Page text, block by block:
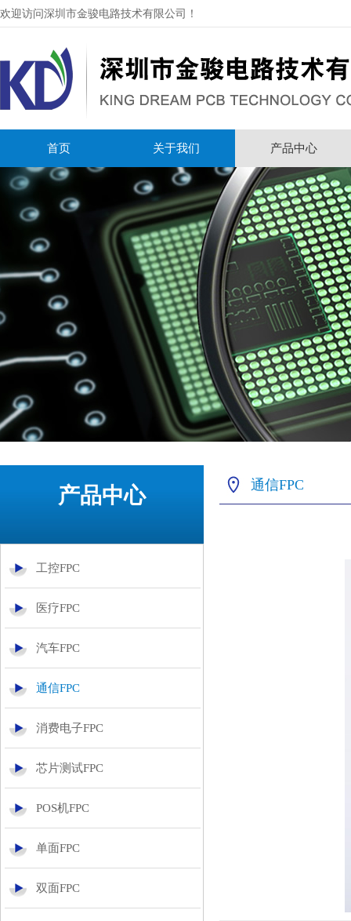
欢迎访问深圳市金骏电路技术有限公司！
首页 关于我们 产品中心
产品中心
工控FPC
医疗FPC
汽车FPC
通信FPC
消费电子FPC
芯片测试FPC
POS机FPC
单面FPC
双面FPC
通信FPC